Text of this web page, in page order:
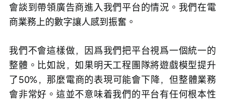
會談到帶領廣告商進入我們平台的情況。我們在電
商業務上的數字讓人感到振奮。
我們不會這樣做，因爲我們把平台視爲一個統一的
整體。比如說，如果明天工程團隊將遊戲模型提升
了50%，那麼電商的表現可能會下降，但整體業務
會非常好。這並不意味着我們的平台有任何根本性